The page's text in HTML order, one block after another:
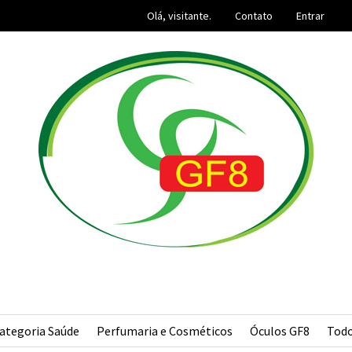
Olá, visitante. Contato Entrar
Saúde Perfumaria e Cosméticos Óculos GF8